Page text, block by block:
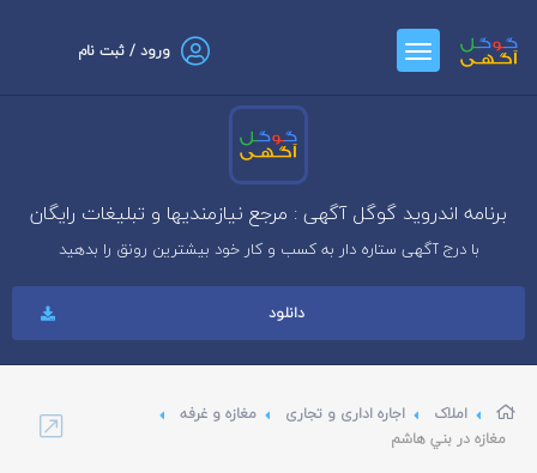
ورود / ثبت نام
برنامه اندروید گوگل آگهی : مرجع نیازمندیها و تبلیغات رایگان
با درج آگهی ستاره دار به کسب و کار خود بیشترین رونق را بدهید
دانلود
املاک اجاره اداری و تجاری
مغازه و غرفه
مغازه در بني هاشم